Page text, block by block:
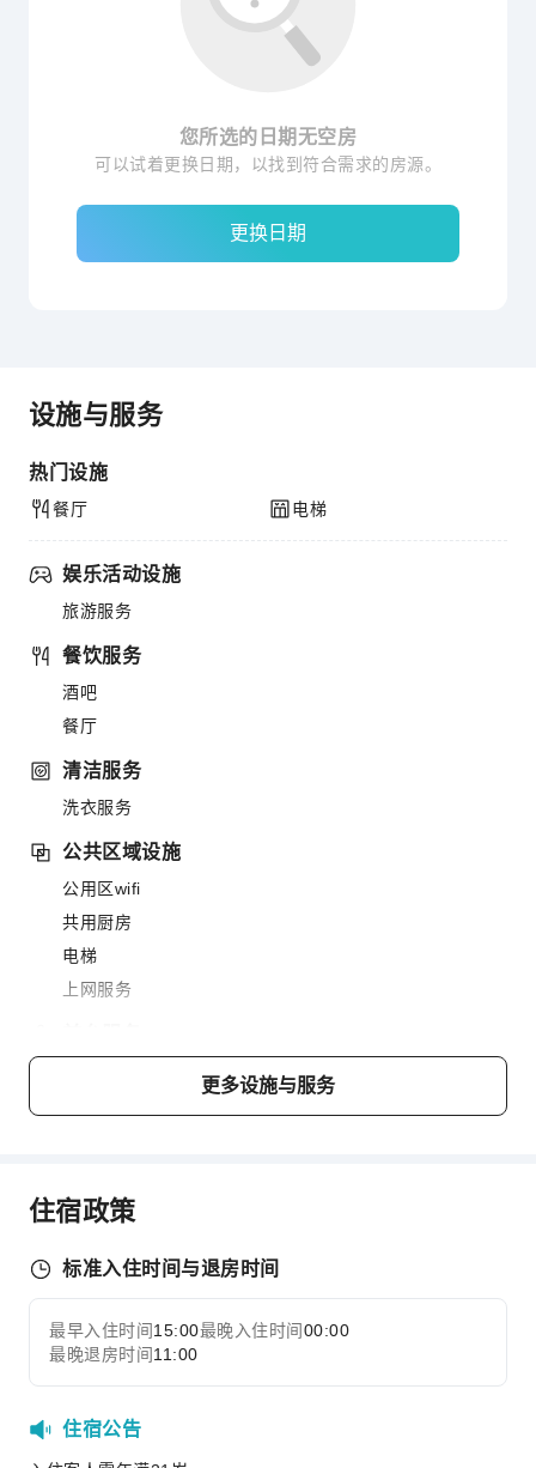
您所选的日期无空房
可以试着更换日期，以找到符合需求的房源。
更换日期
设施与服务
热门设施
餐厅 电梯
娱乐活动设施
旅游服务
餐饮服务
酒吧
餐厅
清洁服务
洗衣服务
公共区域设施
公用区wifi
共用厨房
电梯
上网服务
公共区域监控
展开全部
更多设施与服务
住宿政策
标准入住时间与退房时间
最早入住时间15:00最晚入住时间00:00
最晚退房时间11:00
住宿公告